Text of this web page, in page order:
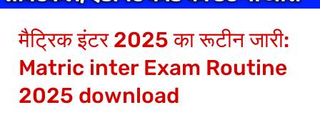
मैट्रिक इंटर 2025 का रूटीन जारी:
Matric inter Exam Routine
2025 download
Routine
2025